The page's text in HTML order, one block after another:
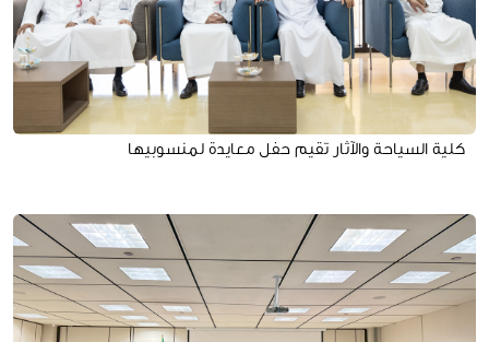
كلية السياحة والآثار تقيم حفل معايدة لمنسوبيها